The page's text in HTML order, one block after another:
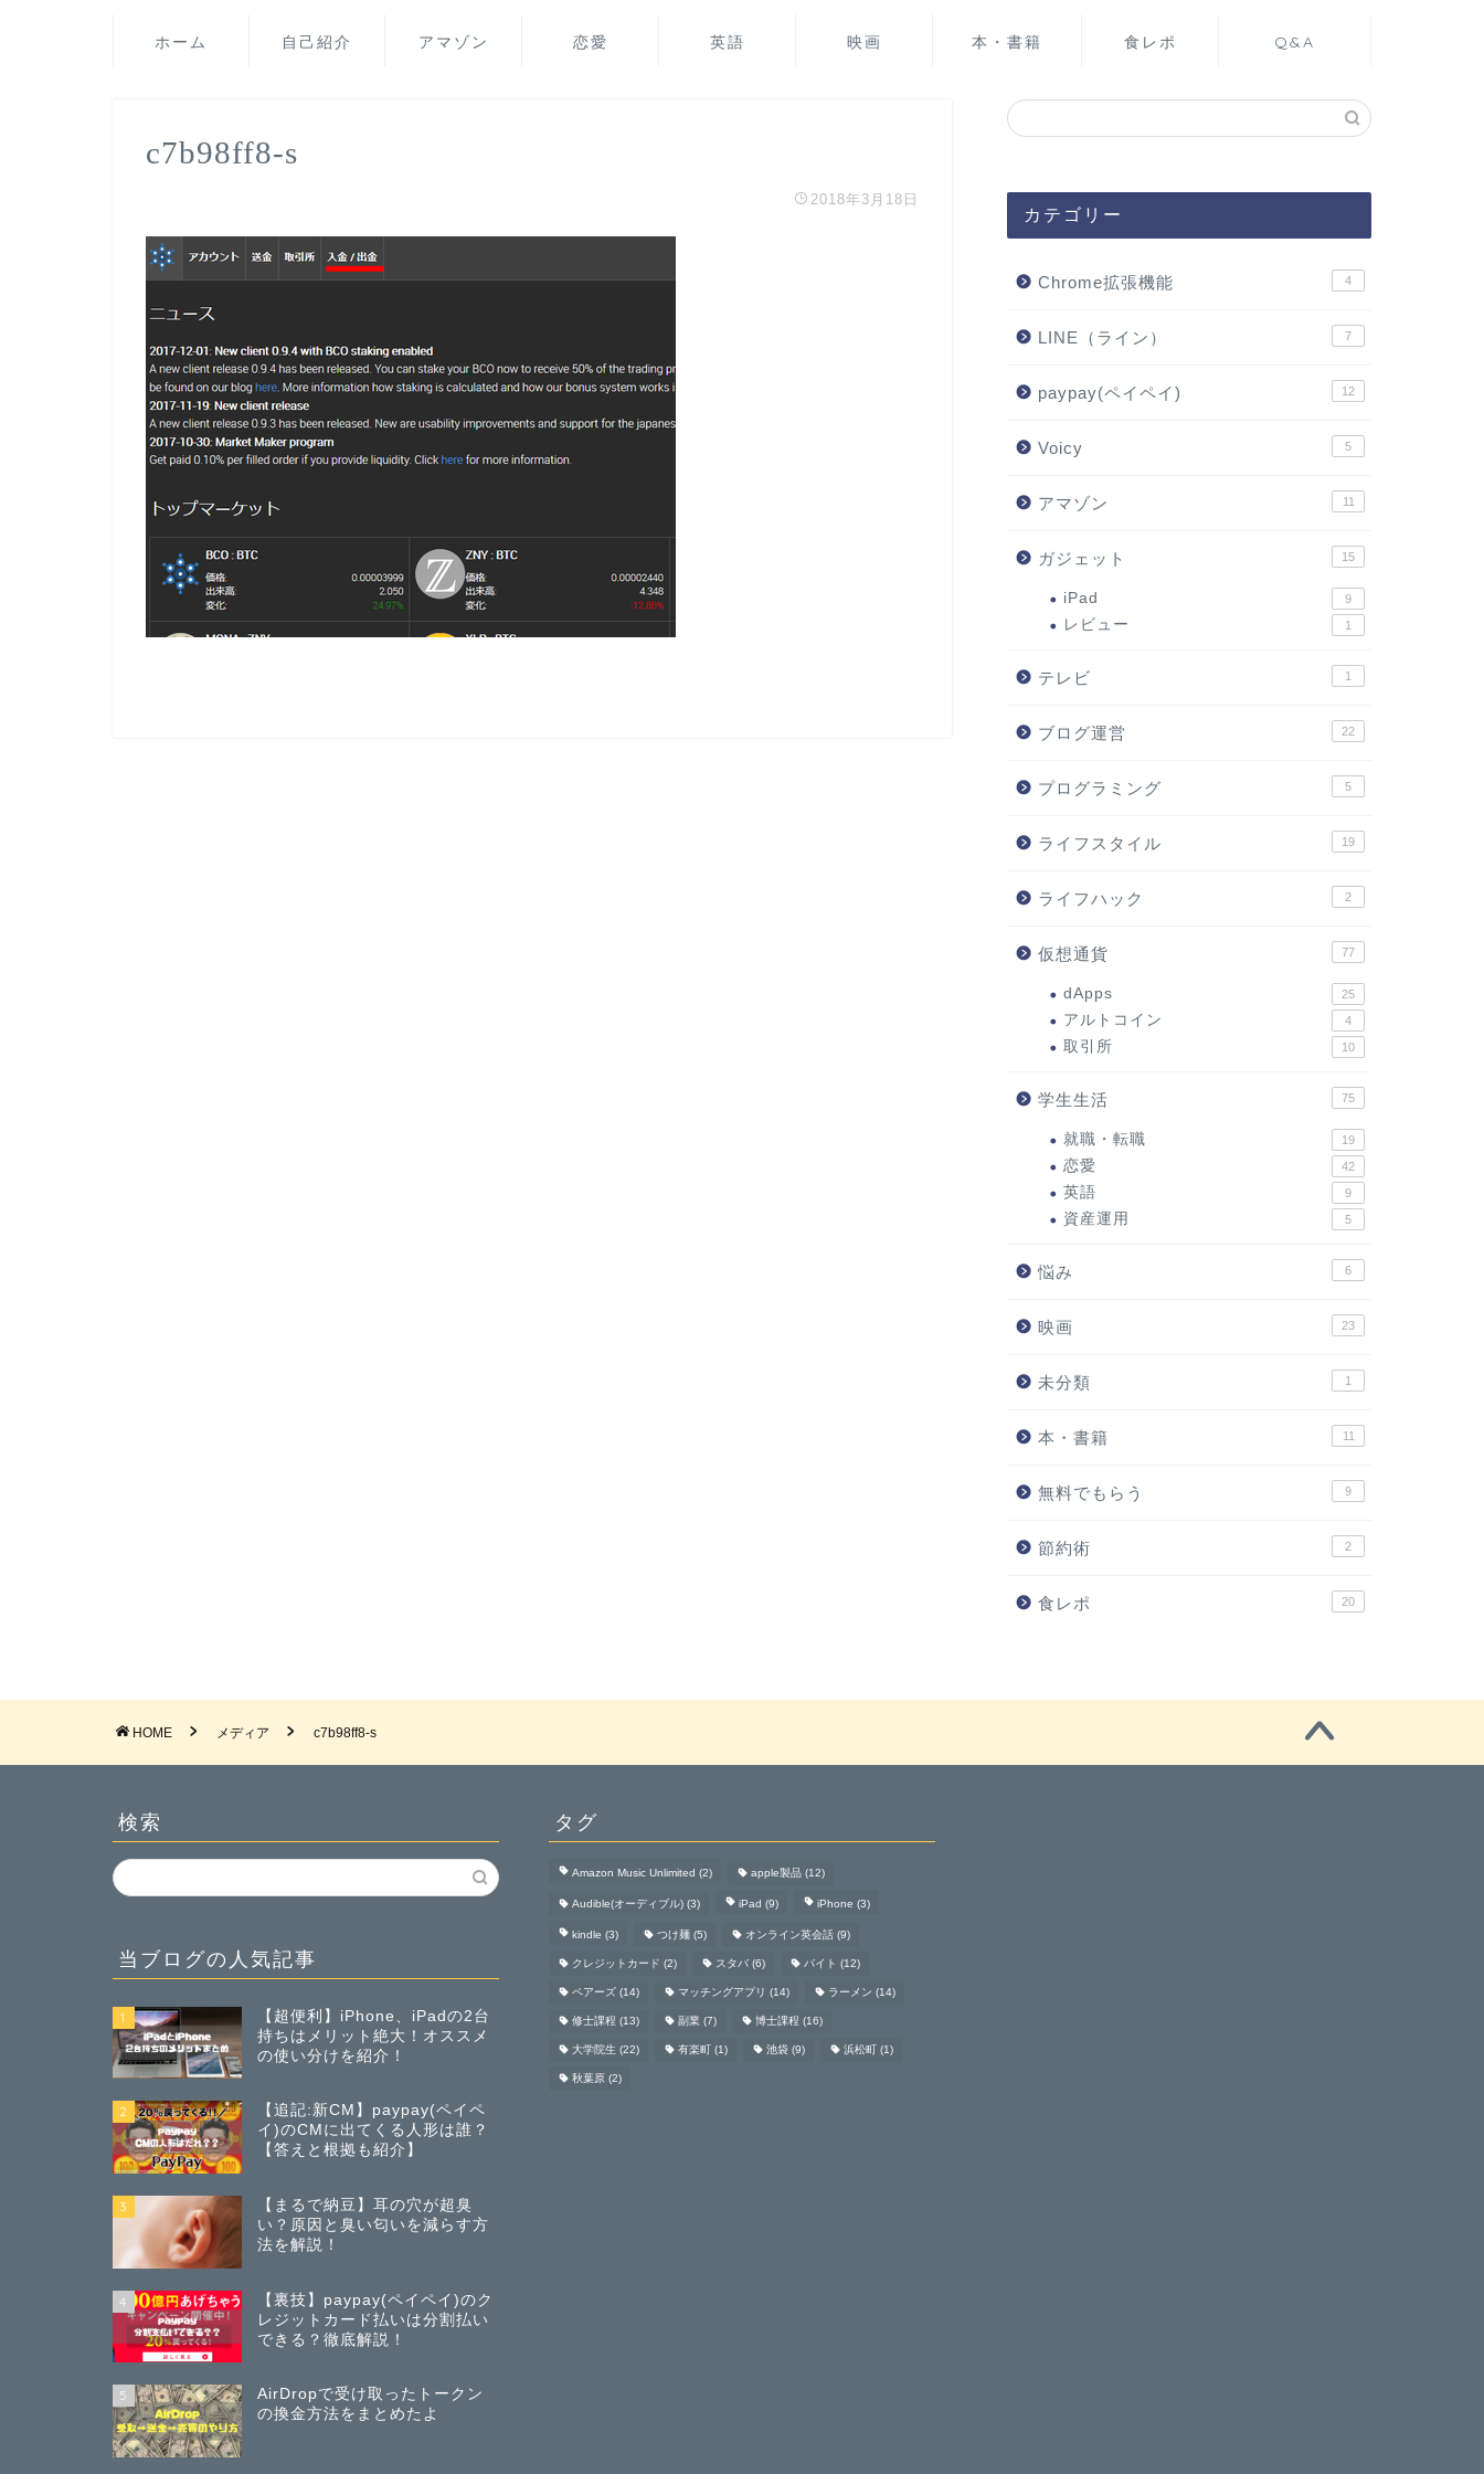
ホーム 自己紹介 アマゾン 恋愛 英語 映画 本・書籍 食レポ Q&A
c7b98ff8-s
2018年3月18日
カテゴリー
Chrome拡張機能 4
LINE（ライン） 7
paypay(ペイペイ) 12
Voicy 5
アマゾン 11
ガジェット 15
iPad 9
レビュー 1
テレビ 1
ブログ運営 22
プログラミング 5
ライフスタイル 19
ライフハック 2
仮想通貨 77
dApps 25
アルトコイン 4
取引所 10
学生生活 75
就職・転職 19
恋愛 42
英語 9
資産運用 5
悩み 6
映画 23
未分類 1
本・書籍 11
無料でもらう 9
節約術 2
食レポ 20
HOME メディア c7b98ff8-s
検索
当ブログの人気記事
1
【超便利】iPhone、iPadの2台
持ちはメリット絶大！オススメ
の使い分けを紹介！
2
【追記:新CM】paypay(ペイペ
イ)のCMに出てくる人形は誰？
【答えと根拠も紹介】
3
【まるで納豆】耳の穴が超臭
い？原因と臭い匂いを減らす方
法を解説！
4
【裏技】paypay(ペイペイ)のク
レジットカード払いは分割払い
できる？徹底解説！
5
AirDropで受け取ったトークン
の換金方法をまとめたよ
タグ
Amazon Music Unlimited (2) apple製品 (12)
Audible(オーディブル) (3) iPad (9) iPhone (3)
kindle (3) つけ麺 (5) オンライン英会話 (9)
クレジットカード (2) スタバ (6) バイト (12)
ペアーズ (14) マッチングアプリ (14) ラーメン (14)
修士課程 (13) 副業 (7) 博士課程 (16)
大学院生 (22) 有楽町 (1) 池袋 (9) 浜松町 (1)
秋葉原 (2)